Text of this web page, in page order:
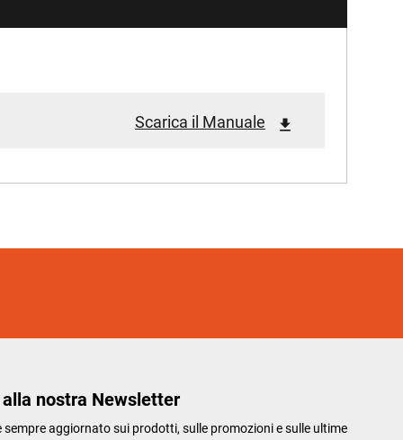
Scarica il Manuale
nostra Newsletter
sempre aggiornato sui prodotti, sulle promozioni e sulle ultime